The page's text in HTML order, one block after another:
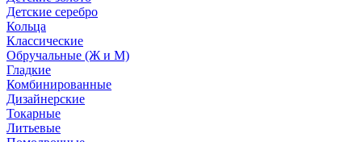
Детские серебро
Кольца
Классические
Обручальные (Ж и М)
Гладкие
Комбинированные
Дизайнерские
Токарные
Литьевые